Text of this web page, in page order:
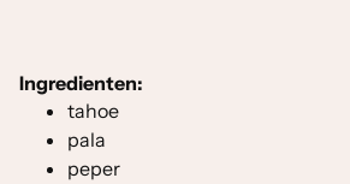
Ingredienten:
tahoe
pala
peper